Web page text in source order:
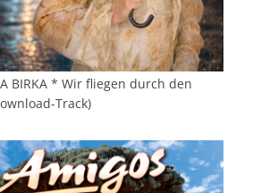
BIRKA * Wir fliegen durch den
Track)